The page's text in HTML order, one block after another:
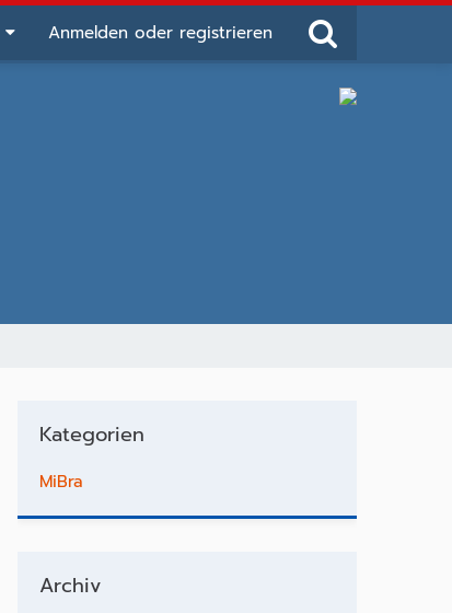
Anmelden oder registrieren
Kategorien
MiBra
Archiv